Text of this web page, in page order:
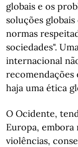
globais e os
soluções
normas
sociedades".
internacional
recomendações
haja uma ética
O Ocidente,
Europa, embora
violências,